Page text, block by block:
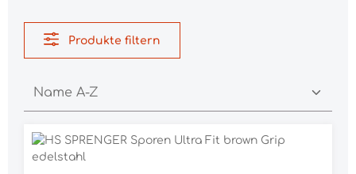
Produkte filtern